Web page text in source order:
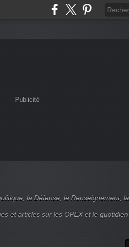
Publicité
la Défense, le Renseignement, la
et articles sur les OPEX et le quotidien